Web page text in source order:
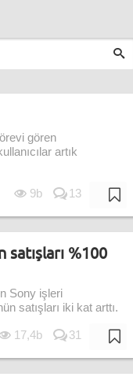
gören
artık
9b 13
%100
Sony işleri
satışları iki kat arttı.
17,4b 31